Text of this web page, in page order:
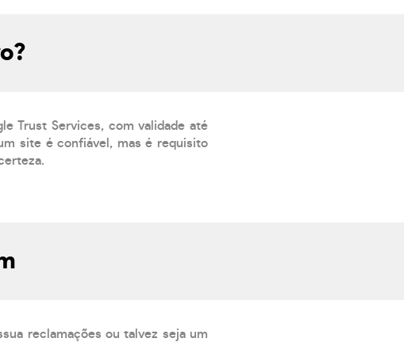
Trust Services, com validade até
site é confiável, mas é requisito
reclamações ou talvez seja um